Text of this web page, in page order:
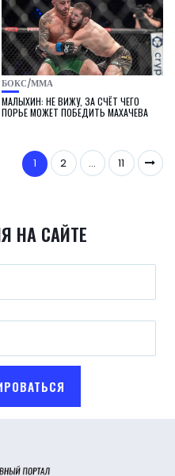
БОКС/ММА
МАЛЫХИН: НЕ ВИЖУ, ЗА СЧЁТ ЧЕГО
ПОРЬЕ МОЖЕТ ПОБЕДИТЬ МАХАЧЕВА
1 2 … 11
НА САЙТЕ